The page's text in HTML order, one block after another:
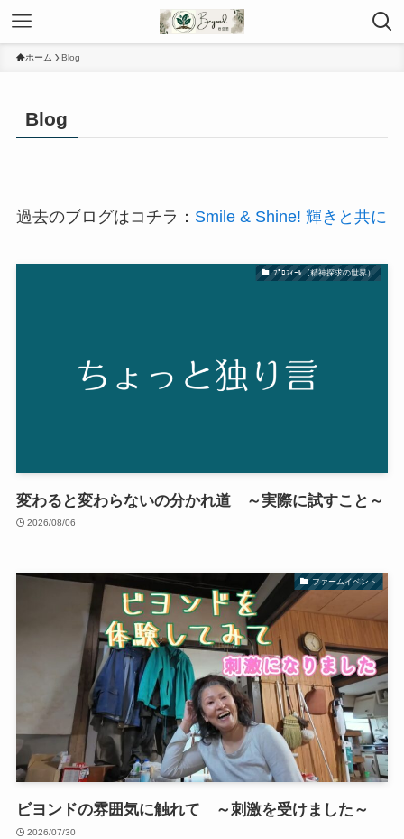
ホーム Blog
Blog
過去のブログはコチラ： Smile & Shine! 輝きと共に
ﾌﾟﾛﾌｨｰﾙ（精神探求の世界）
変わると変わらないの分かれ道 ～実際に試すこと～
2026/08/06
ファームイベント
ビヨンドの雰囲気に触れて ～刺激を受けました～
2026/07/30